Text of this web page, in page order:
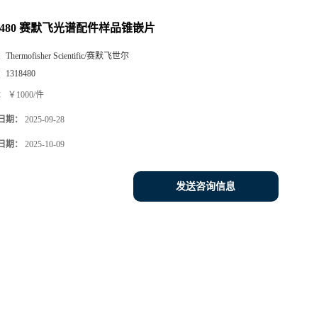
赛默飞光谱配件样品锥嵌片
Thermofisher Scientific/赛默飞世尔
1318480
￥1000/件
期： 2025-09-28
期： 2025-10-09
发送咨询信息